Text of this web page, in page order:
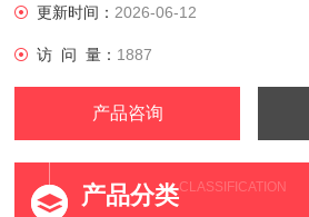
更新时间： 2026-06-12
访 问 量： 1887
产品咨询
产品分类CLASSIFICATION